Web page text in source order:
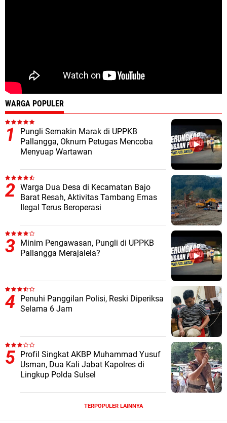
WARGA POPULER
Pungli Semakin Marak di UPPKB
Pallangga, Oknum Petugas Mencoba
Menyuap Wartawan
Warga Dua Desa di Kecamatan Bajo
Barat Resah, Aktivitas Tambang Emas
Ilegal Terus Beroperasi
Minim Pengawasan, Pungli di UPPKB
Pallangga Merajalela?
Penuhi Panggilan Polisi, Reski Diperiksa
Selama 6 Jam
Profil Singkat AKBP Muhammad Yusuf
Usman, Dua Kali Jabat Kapolres di
Lingkup Polda Sulsel
TERPOPULER LAINNYA